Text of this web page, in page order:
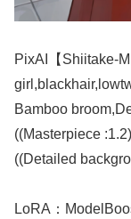
PixAI【Shiitake-
Bamboo
((Masterpiece
((Detailed
LoRA：